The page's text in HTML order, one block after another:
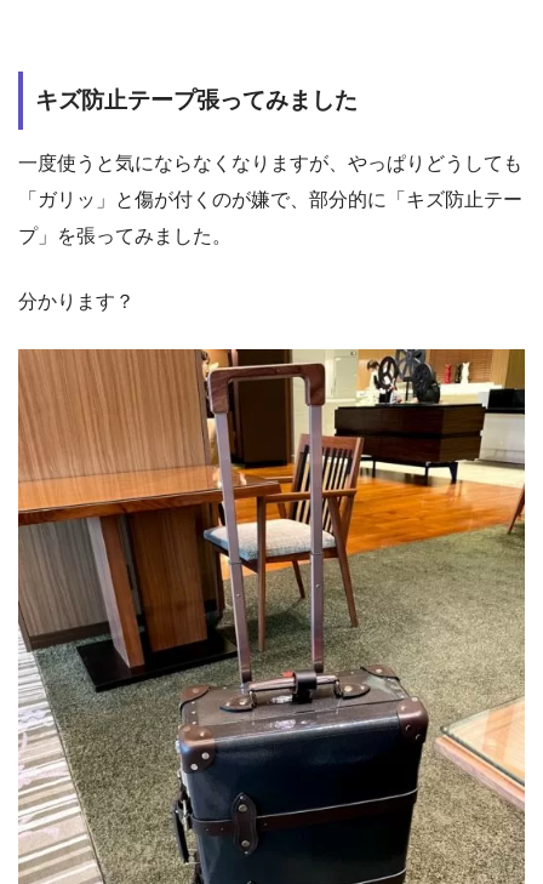
キズ防止テープ張ってみました
一度使うと気にならなくなりますが、やっぱりどうしても
「ガリッ」と傷が付くのが嫌で、部分的に「キズ防止テー
プ」を張ってみました。
分かります？